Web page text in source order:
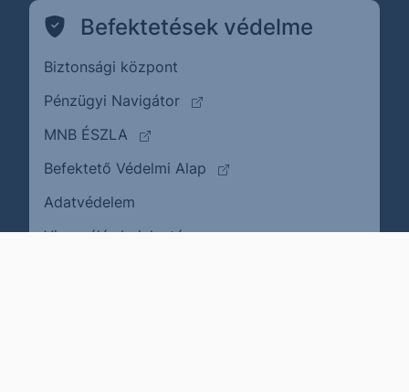
Befektetések védelme
Biztonsági központ
Pénzügyi Navigátor
(külső oldalra ugrik)
MNB ÉSZLA
(külső oldalra ugrik)
Befektető Védelmi Alap
(külső oldalra ugrik)
Adatvédelem
Visszaélés bejelentése(külső oldalra ugrik)